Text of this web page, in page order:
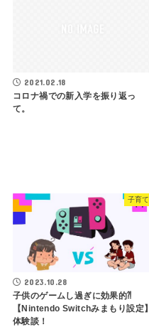
2021.02.18
コロナ禍での新入学を振り返っ
て。
子育て
2023.10.28
子供のゲームし過ぎに効果的⁈
【Nintendo Switchみまもり設定】
体験談！